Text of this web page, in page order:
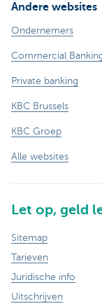
Andere websites
Ondernemers
Commercial
Private banking
KBC Brussels
KBC Groep
Alle websites
Let op, geld
Sitemap
Tarieven
Juridische info
Uitschrijven